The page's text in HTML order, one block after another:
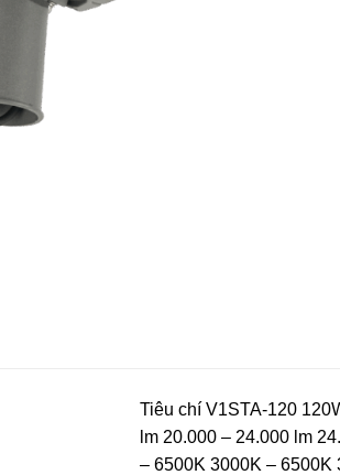
Tiêu chí V1STA-120
lm 20.000 – 24.000 lm
– 6500K 3000K –